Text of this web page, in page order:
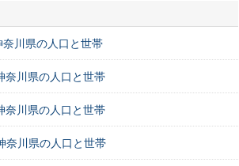
奈川県の人口と世帯
奈川県の人口と世帯
奈川県の人口と世帯
奈川県の人口と世帯